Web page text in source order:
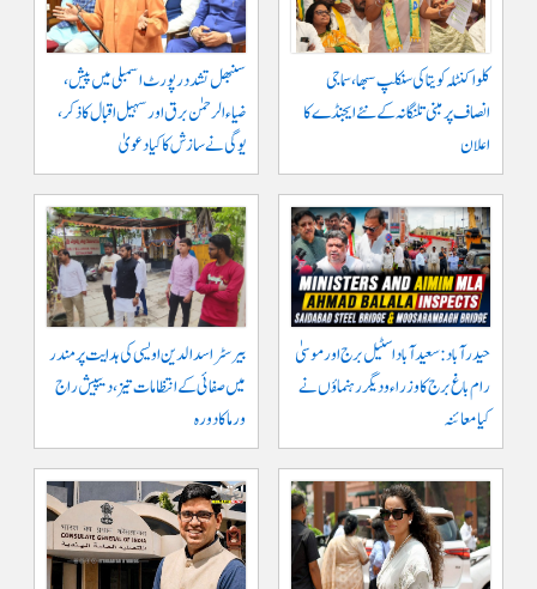
کلواکنٹلہ کویتا کی سنکلپ سبھا، سماجی
انصاف پر مبنی تلنگانہ کے نئے ایجنڈے کا
اعلان
سنبھل تشدد رپورٹ اسمبلی میں پیش،
ضیاء الرحمٰن برق اور سہیل اقبال کا ذکر،
یوگی نے سازش کا کیا دعویٰ
حیدرآباد: سعیدآباد اسٹیل برج اور موسیٰ
رام باغ برج کا وزراء و دیگر رہنماؤں نے
کیا معائنہ
بیرسٹر اسدالدین اویسی کی ہدایت پر مندر
میں صفائی کے انتظامات تیز، دیپیش راج
ورما کا دورہ